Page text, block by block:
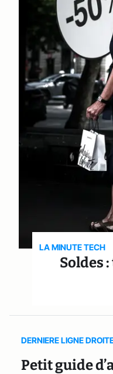
LA MINUTE TECH
Soldes
DERNIERE LIGNE
Petit guide